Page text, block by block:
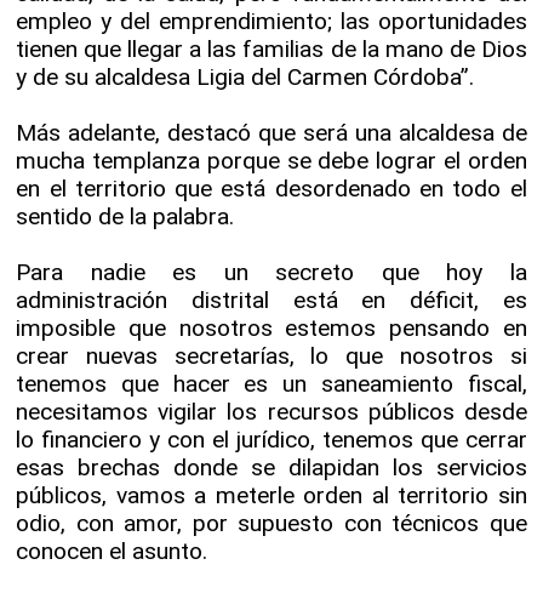
empleo y del emprendimiento; las oportunidades
tienen que llegar a las familias de la mano de Dios
y de su alcaldesa Ligia del Carmen Córdoba”.
Más adelante, destacó que será una alcaldesa de
mucha templanza porque se debe lograr el orden
en el territorio que está desordenado en todo el
sentido de la palabra.
Para nadie es un secreto que hoy la
administración distrital está en déficit, es
imposible que nosotros estemos pensando en
crear nuevas secretarías, lo que nosotros si
tenemos que hacer es un saneamiento fiscal,
necesitamos vigilar los recursos públicos desde
lo financiero y con el jurídico, tenemos que cerrar
esas brechas donde se dilapidan los servicios
públicos, vamos a meterle orden al territorio sin
odio, con amor, por supuesto con técnicos que
conocen el asunto.